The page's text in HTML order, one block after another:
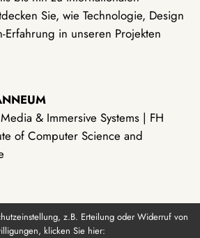
Sie, wie Technologie, Design
Erfahrung in unseren Projekten
& Immersive Systems | FH
of Computer Science and
z.B. Erteilung oder Widerruf von
klicken Sie hier: